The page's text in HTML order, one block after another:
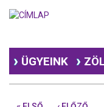
ÜGYEINK